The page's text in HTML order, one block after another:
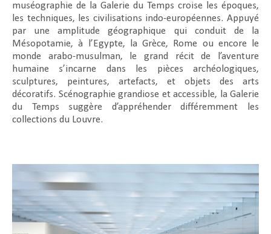
muséographie de la Galerie du Temps croise les époques,
les techniques, les civilisations indo-européennes. Appuyé
par une amplitude géographique qui conduit de la
Mésopotamie, à l’Egypte, la Grèce, Rome ou encore le
monde arabo-musulman, le grand récit de l’aventure
humaine s’incarne dans les pièces archéologiques,
sculptures, peintures, artefacts, et objets des arts
décoratifs. Scénographie grandiose et accessible, la Galerie
du Temps suggère d’appréhender différemment les
collections du Louvre.